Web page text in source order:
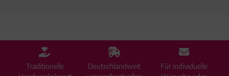
Traditionelle
Deutschlandweit
Für individuelle